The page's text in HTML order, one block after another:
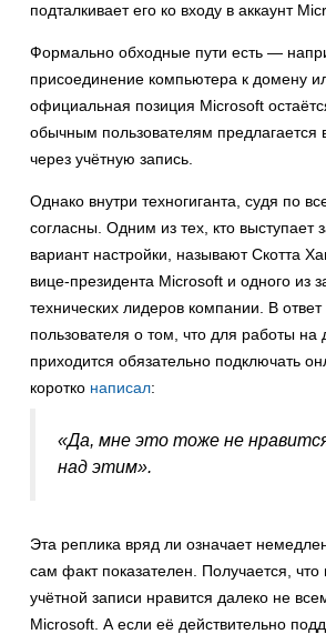
подталкивает его ко входу в аккаунт
Формально обходные пути есть —
присоединение компьютера к домену
официальная позиция Microsoft
обычным пользователям предлагается
через учётную запись.
Однако внутри техногиганта, судя по
согласны. Одним из тех, кто выступает
вариант настройки, называют Скотта
вице-президента Microsoft и одного из
технических лидеров компании. В
пользователя о том, что для работы на
приходится обязательно подключать
коротко написал:
«Да, мне это тоже не
над этим».
Эта реплика вряд ли означает
сам факт показателен. Получается, что
учётной записи нравится далеко не
Microsoft. А если её действительно